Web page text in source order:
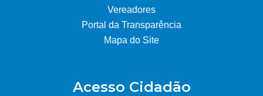
Vereadores
Portal da Transparência
Mapa do Site
Acesso Cidadão